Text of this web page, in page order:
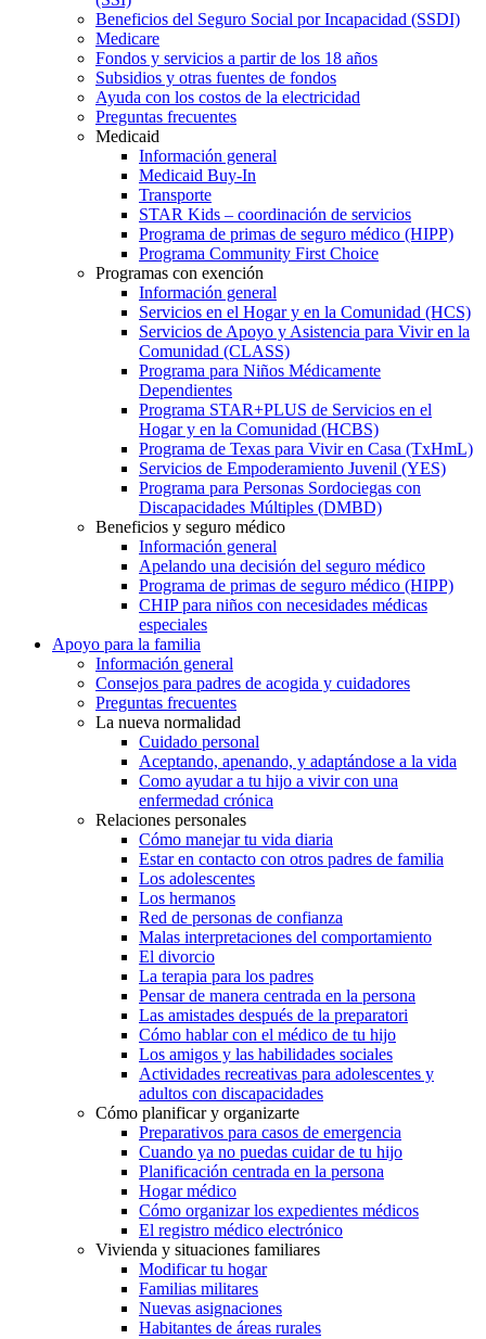
Beneficios del Seguro Social por Incapacidad (SSDI)
Medicare
Fondos y servicios a partir de los 18 años
Subsidios y otras fuentes de fondos
Ayuda con los costos de la electricidad
Preguntas frecuentes
Medicaid
Información general
Medicaid Buy-In
Transporte
STAR Kids – coordinación de servicios
Programa de primas de seguro médico (HIPP)
Programa Community First Choice
Programas con exención
Información general
Servicios en el Hogar y en la Comunidad (HCS)
Servicios de Apoyo y Asistencia para Vivir en la
Comunidad (CLASS)
Programa para Niños Médicamente
Dependientes
Programa STAR+PLUS de Servicios en el
Hogar y en la Comunidad (HCBS)
Programa de Texas para Vivir en Casa (TxHmL)
Servicios de Empoderamiento Juvenil (YES)
Programa para Personas Sordociegas con
Discapacidades Múltiples (DMBD)
Beneficios y seguro médico
Información general
Apelando una decisión del seguro médico
Programa de primas de seguro médico (HIPP)
CHIP para niños con necesidades médicas
especiales
Apoyo para la familia
Información general
Consejos para padres de acogida y cuidadores
Preguntas frecuentes
La nueva normalidad
Cuidado personal
Aceptando, apenando, y adaptándose a la vida
Como ayudar a tu hijo a vivir con una
enfermedad crónica
Relaciones personales
Cómo manejar tu vida diaria
Estar en contacto con otros padres de familia
Los adolescentes
Los hermanos
Red de personas de confianza
Malas interpretaciones del comportamiento
El divorcio
La terapia para los padres
Pensar de manera centrada en la persona
Las amistades después de la preparatori
Cómo hablar con el médico de tu hijo
Los amigos y las habilidades sociales
Actividades recreativas para adolescentes y
adultos con discapacidades
Cómo planificar y organizarte
Preparativos para casos de emergencia
Cuando ya no puedas cuidar de tu hijo
Planificación centrada en la persona
Hogar médico
Cómo organizar los expedientes médicos
El registro médico electrónico
Vivienda y situaciones familiares
Modificar tu hogar
Familias militares
Nuevas asignaciones
Habitantes de áreas rurales